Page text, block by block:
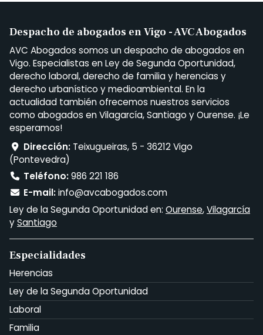
Despacho de abogados en Vigo - AVC Abogados
AVC Abogados somos un despacho de abogados en
Vigo. Especialistas en Ley de Segunda Oportunidad,
derecho laboral, derecho de familia y herencias y
derecho urbanístico y medioambiental. En la
actualidad también ofrecemos nuestros servicios
como abogados en Vilagarcía, Santiago y Ourense. ¡Le
esperamos!
Dirección: Teixugueiras, 5 - 36212 Vigo
(Pontevedra)
Teléfono:986 221 186
E-mail:info@avcabogados.com
Ley de la Segunda Oportunidad en: Ourense,Vilagarcía
ySantiago
Especialidades
Herencias
Ley de la Segunda Oportunidad
Laboral
Familia